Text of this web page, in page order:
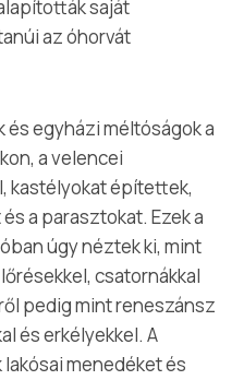
saját
az óhorvát
egyházi méltóságok a
a velencei
kastélyokat építettek,
a parasztokat. Ezek a
úgy néztek ki, mint
csatornákkal
pedig mint reneszánsz
és erkélyekkel. A
menedéket és